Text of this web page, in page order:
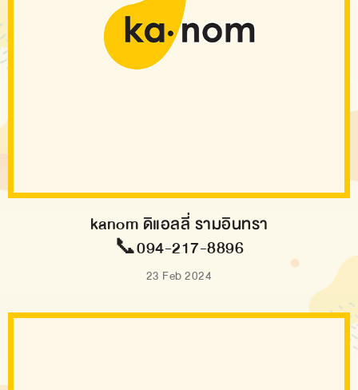
kanom ดิแอลลี่ รามอินทรา
📞094-217-8896
23 Feb 2024